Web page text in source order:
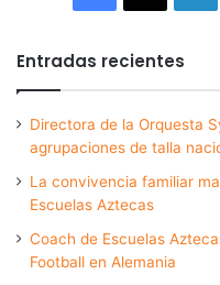
Entradas recientes
Directora de la Orquesta
agrupaciones de talla
La convivencia familiar
Escuelas Aztecas
Coach de Escuelas
Football en Alemania